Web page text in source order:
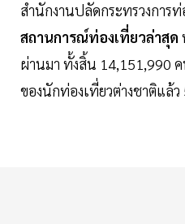
สำนักงานปลัดกระทรวงการ
สถานการณ์ท่องเที่ยวล่าสุด
ผ่านมา ทั้งสิ้น 14,151,990 ค
ของนักท่องเที่ยวต่างชาติแล้